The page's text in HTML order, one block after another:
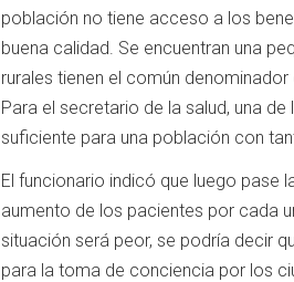
población no tiene acceso a los
buena calidad. Se encuentran una
rurales tienen el común
Para el secretario de la salud, una
suficiente para una población con
El funcionario indicó que luego pase
aumento de los pacientes por cada
situación será peor, se podría decir
para la toma de conciencia por los